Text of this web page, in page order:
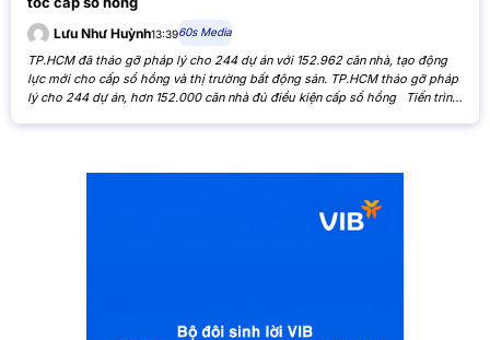
Lưu Như Huỳnh13:3960s Media
TP.HCM đã tháo gỡ pháp lý cho 244 dự án với 152.962 căn nhà, tạo động
lực mới cho cấp sổ hồng và thị trường bất động sản. TP.HCM tháo gỡ pháp
lý cho 244 dự án, hơn 152.000 căn nhà đủ điều kiện cấp sổ hồng Tiến trình